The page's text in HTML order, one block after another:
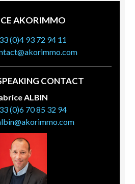
AKORIMMO
(0)4 93 72 94 11
CONTACT
ALBIN
(0)6 70 85 32 94